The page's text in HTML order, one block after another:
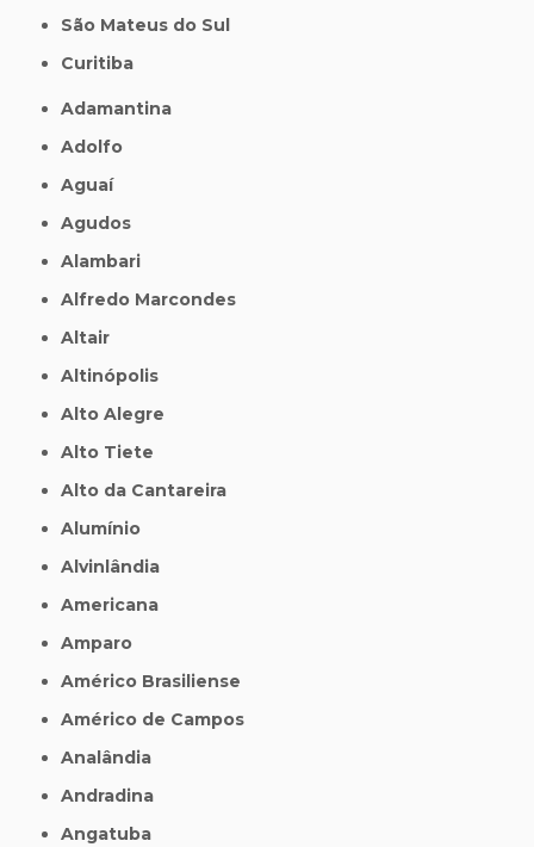
São Mateus do Sul
Curitiba
Adamantina
Adolfo
Aguaí
Agudos
Alambari
Alfredo Marcondes
Altair
Altinópolis
Alto Alegre
Alto Tiete
Alto da Cantareira
Alumínio
Alvinlândia
Americana
Amparo
Américo Brasiliense
Américo de Campos
Analândia
Andradina
Angatuba